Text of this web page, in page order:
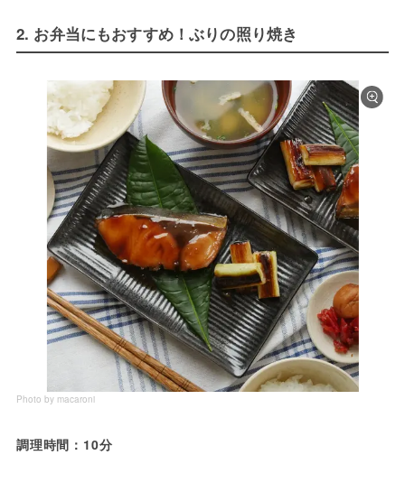
2. お弁当にもおすすめ！ぶりの照り焼き
Photo by macaroni
調理時間：10分